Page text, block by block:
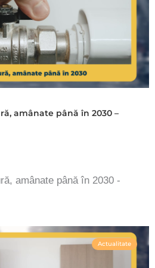
amânate până în 2030 –
amânate până în 2030 -
Actualitate